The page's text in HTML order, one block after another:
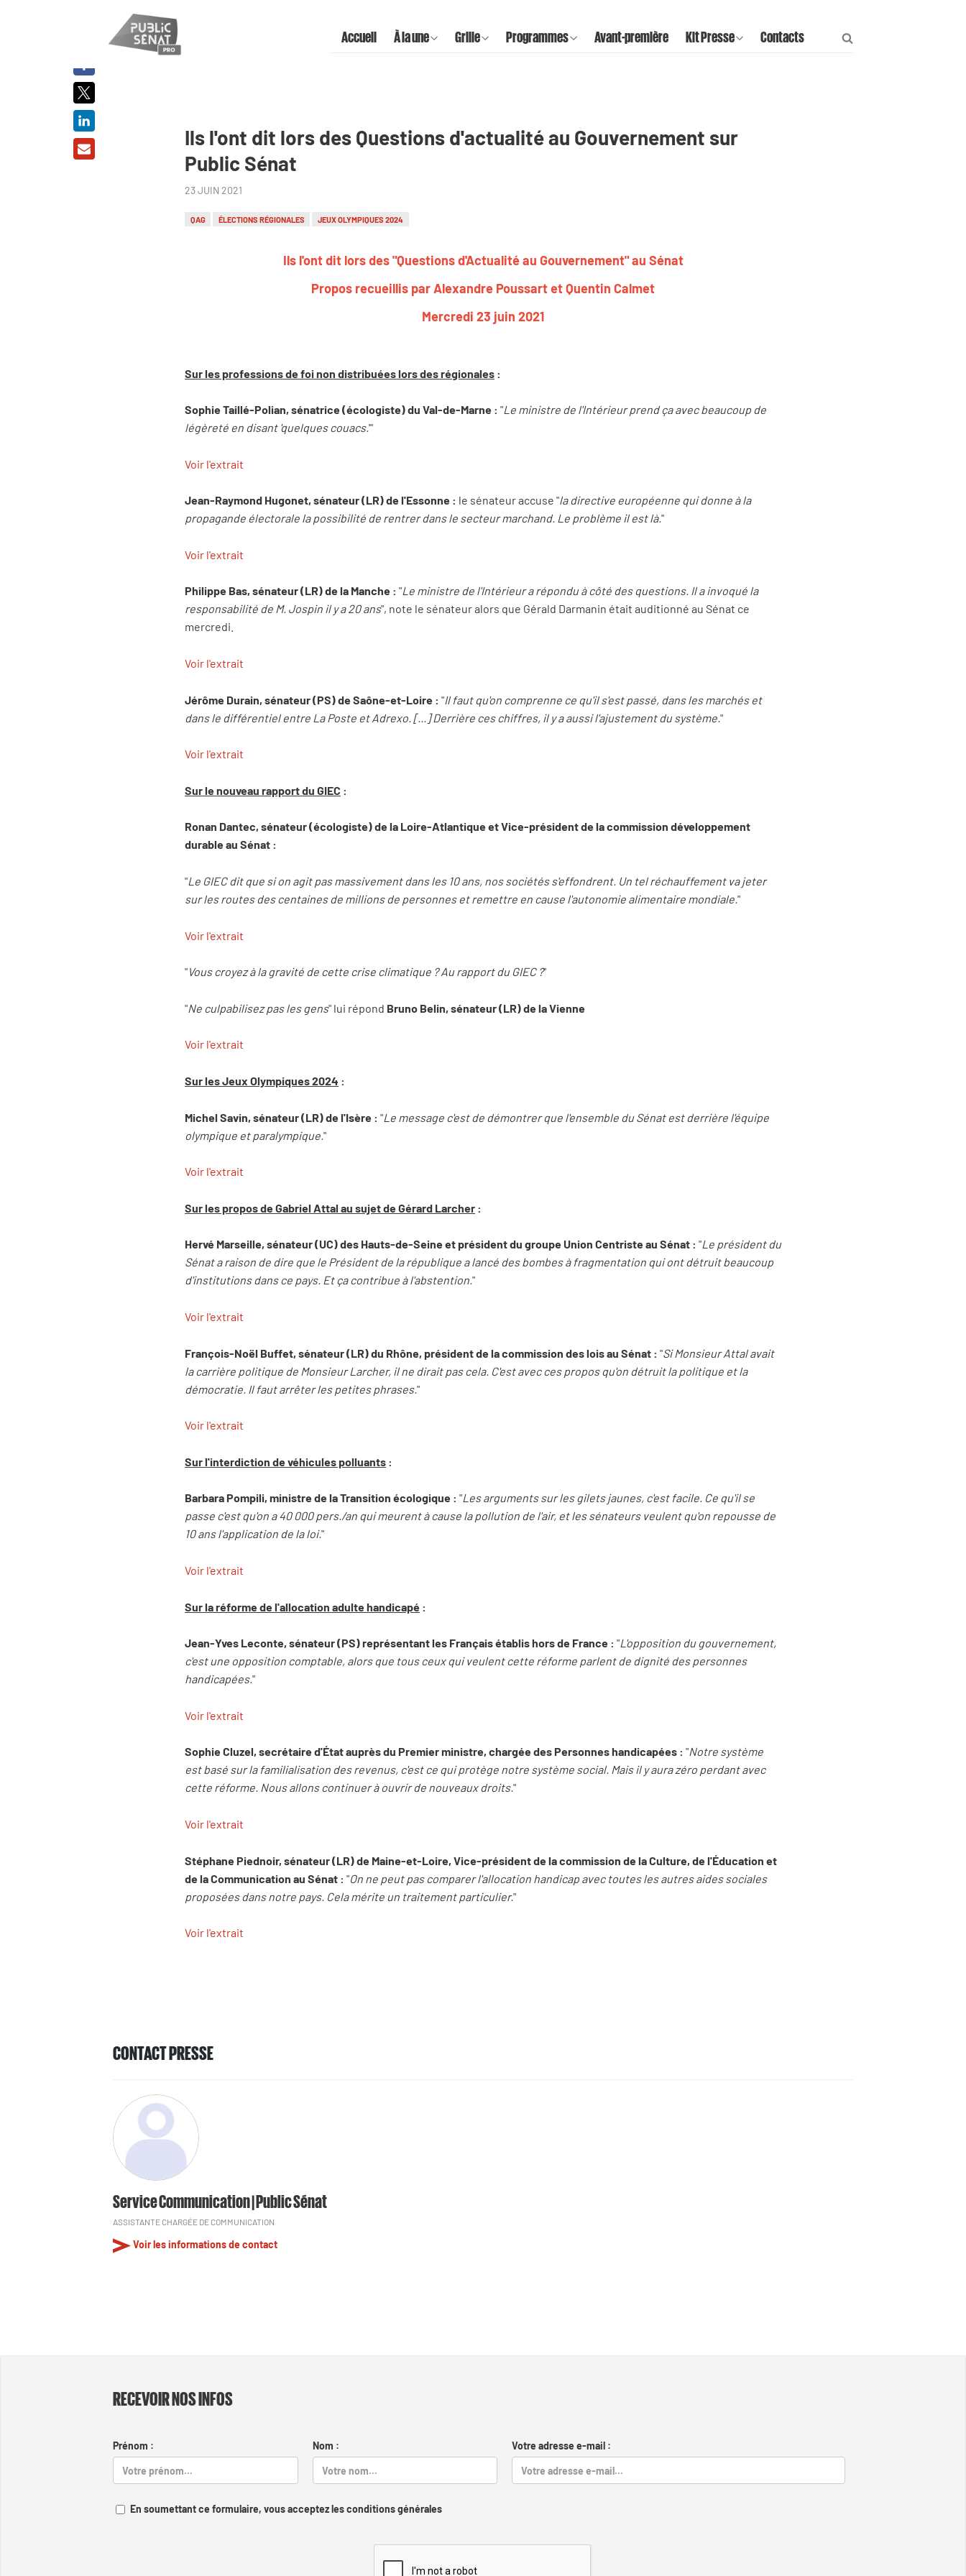
Accueil À la une Grille Programmes Avant-première Kit Presse Contacts
Ils l'ont dit lors des Questions d'actualité au Gouvernement sur
Public Sénat
23 JUIN 2021
QAG ÉLECTIONS RÉGIONALES JEUX OLYMPIQUES 2024
Ils l'ont dit lors des "Questions d'Actualité au Gouvernement" au Sénat
Propos recueillis par Alexandre Poussart et Quentin Calmet
Mercredi 23 juin 2021
Sur les professions de foi non distribuées lors des régionales :
Sophie Taillé-Polian, sénatrice (écologiste) du Val-de-Marne : "Le ministre de l'Intérieur prend ça avec beaucoup de
légèreté en disant 'quelques couacs.'"
Voir l'extrait
Jean-Raymond Hugonet, sénateur (LR) de l'Essonne : le sénateur accuse "la directive européenne qui donne à la
propagande électorale la possibilité de rentrer dans le secteur marchand. Le problème il est là."
Voir l'extrait
Philippe Bas, sénateur (LR) de la Manche : "Le ministre de l'Intérieur a répondu à côté des questions. Il a invoqué la
responsabilité de M. Jospin il y a 20 ans", note le sénateur alors que Gérald Darmanin était auditionné au Sénat ce
mercredi.
Voir l'extrait
Jérôme Durain, sénateur (PS) de Saône-et-Loire : "Il faut qu'on comprenne ce qu'il s'est passé, dans les marchés et
dans le différentiel entre La Poste et Adrexo. [...] Derrière ces chiffres, il y a aussi l'ajustement du système. "
Voir l'extrait
Sur le nouveau rapport du GIEC :
Ronan Dantec, sénateur (écologiste) de la Loire-Atlantique et Vice-président de la commission développement
durable au Sénat :
"Le GIEC dit que si on agit pas massivement dans les 10 ans, nos sociétés s'effondrent. Un tel réchauffement va jeter
sur les routes des centaines de millions de personnes et remettre en cause l'autonomie alimentaire mondiale."
Voir l'extrait
"Vous croyez à la gravité de cette crise climatique ? Au rapport du GIEC ?"
"Ne culpabilisez pas les gens" lui répond Bruno Belin, sénateur (LR) de la Vienne
Voir l'extrait
Sur les Jeux Olympiques 2024 :
Michel Savin, sénateur (LR) de l'Isère : "Le message c'est de démontrer que l'ensemble du Sénat est derrière l'équipe
olympique et paralympique. "
Voir l'extrait
Sur les propos de Gabriel Attal au sujet de Gérard Larcher :
Hervé Marseille, sénateur (UC) des Hauts-de-Seine et président du groupe Union Centriste au Sénat : "Le président du
Sénat a raison de dire que le Président de la république a lancé des bombes à fragmentation qui ont détruit beaucoup
d'institutions dans ce pays. Et ça contribue à l'abstention."
Voir l'extrait
François-Noël Buffet, sénateur (LR) du Rhône, président de la commission des lois au Sénat : "Si Monsieur Attal avait
la carrière politique de Monsieur Larcher, il ne dirait pas cela. C'est avec ces propos qu'on détruit la politique et la
démocratie. Il faut arrêter les petites phrases."
Voir l'extrait
Sur l'interdiction de véhicules polluants :
Barbara Pompili, ministre de la Transition écologique : "Les arguments sur les gilets jaunes, c'est facile. Ce qu'il se
passe c'est qu'on a 40 000 pers./an qui meurent à cause la pollution de l'air, et les sénateurs veulent qu'on repousse de
10 ans l'application de la loi."
Voir l'extrait
Sur la réforme de l'allocation adulte handicapé :
Jean-Yves Leconte, sénateur (PS) représentant les Français établis hors de France : "L'opposition du gouvernement,
c'est une opposition comptable, alors que tous ceux qui veulent cette réforme parlent de dignité des personnes
handicapées."
Voir l'extrait
Sophie Cluzel, secrétaire d'État auprès du Premier ministre, chargée des Personnes handicapées : "Notre système
est basé sur la familialisation des revenus, c'est ce qui protège notre système social. Mais il y aura zéro perdant avec
cette réforme. Nous allons continuer à ouvrir de nouveaux droits."
Voir l'extrait
Stéphane Piednoir, sénateur (LR) de Maine-et-Loire, Vice-président de la commission de la Culture, de l'Éducation et
de la Communication au Sénat : "On ne peut pas comparer l'allocation handicap avec toutes les autres aides sociales
proposées dans notre pays. Cela mérite un traitement particulier."
Voir l'extrait
CONTACT PRESSE
Service Communication | Public Sénat
ASSISTANTE CHARGÉE DE COMMUNICATION
Voir les informations de contact
RECEVOIR NOS INFOS
Prénom : Nom : Votre adresse e-mail :
En soumettant ce formulaire, vous acceptez les conditions générales